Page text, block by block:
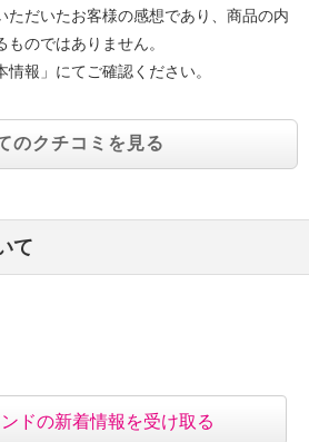
ただいたお客様の感想であり、商品の内
のではありません。
報」にてご確認ください。
のクチコミを見る
て
ドの新着情報を受け取る